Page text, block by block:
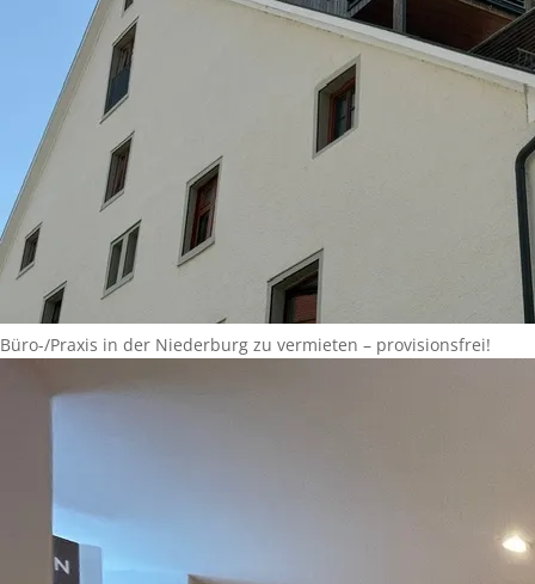
Büro-/Praxis in der Niederburg zu vermieten – provisionsfrei!